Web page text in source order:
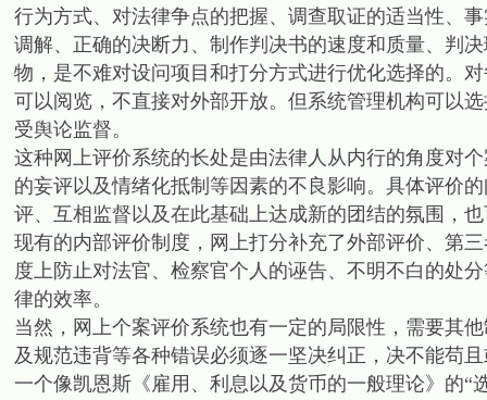
行为方式、对法律争点的把握、调查取证的适当性、
调解、正确的决断力、制作判决书的速度和质量、判
物，是不难对设问项目和打分方式进行优化选择的。
可以阅览，不直接对外部开放。但系统管理机构可以
受舆论监督。
这种网上评价系统的长处是由法律人从内行的角度对
的妄评以及情绪化抵制等因素的不良影响。具体评价
评、互相监督以及在此基础上达成新的团结的氛围，
现有的内部评价制度，网上打分补充了外部评价、第
度上防止对法官、检察官个人的诬告、不明不白的处
律的效率。
当然，网上个案评价系统也有一定的局限性，需要其
及规范违背等各种错误必须逐一坚决纠正，决不能苟
一个像凯恩斯《雇用、利息以及货币的一般理论》的“